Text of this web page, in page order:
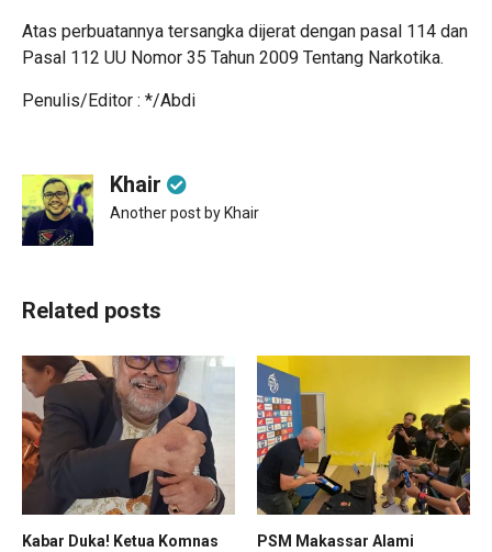
Atas perbuatannya tersangka dijerat dengan pasal 114 dan
Pasal 112 UU Nomor 35 Tahun 2009 Tentang Narkotika.
Penulis/Editor : */Abdi
Khair
Another post by Khair
Related posts
Kabar Duka! Ketua Komnas
PSM Makassar Alami